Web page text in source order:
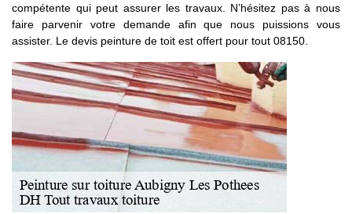
compétente qui peut assurer les travaux. N’hésitez pas à nous
faire parvenir votre demande afin que nous puissions vous
assister. Le devis peinture de toit est offert pour tout 08150.